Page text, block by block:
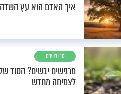
איך האדם הוא עץ
ט"ו בשבט
מרגישים יבשים? הסוד
לצמיחה מחדש